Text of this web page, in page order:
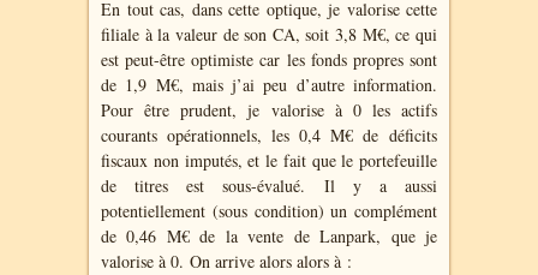
En tout cas, dans cette optique, je valorise cette
filiale à la valeur de son CA, soit 3,8 M€, ce qui
est peut-être optimiste car les fonds propres sont
de 1,9 M€, mais j’ai peu d’autre information.
Pour être prudent, je valorise à 0 les actifs
courants opérationnels, les 0,4 M€ de déficits
fiscaux non imputés, et le fait que le portefeuille
de titres est sous-évalué. Il y a aussi
potentiellement (sous condition) un complément
de 0,46 M€ de la vente de Lanpark, que je
valorise à 0. On arrive alors alors à :